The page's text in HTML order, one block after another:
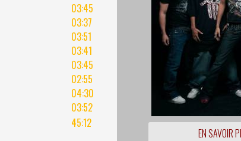
03:45
03:37
03:51
03:41
03:45
02:55
04:30
03:52
45:12
EN SAVOIR